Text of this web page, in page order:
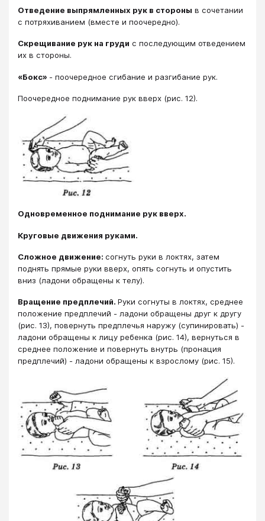
Отведение выпрямленных рук в стороны в сочетании
с потряхиванием (вместе и поочередно).
Скрещивание рук на груди с последующим отведением
их в стороны.
«Бокс» - поочередное сгибание и разгибание рук.
Поочередное поднимание рук вверх (рис. 12).
Одновременное поднимание рук вверх.
Круговые движения руками.
Сложное движение: согнуть руки в локтях, затем
поднять прямые руки вверх, опять согнуть и опустить
вниз (ладони обращены к телу).
Вращение предплечий. Руки согнуты в локтях, среднее
положение предплечий - ладони обращены друг к другу
(рис. 13), повернуть предплечья наружу (супинировать) -
ладони обращены к лицу ребенка (рис. 14), вернуться в
среднее положение и повернуть внутрь (пронация
предплечий) - ладони обращены к взрослому (рис. 15).